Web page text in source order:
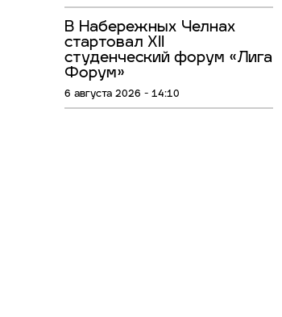
В Набережных Челнах
стартовал XII
студенческий форум «Лига
Форум»
6 августа 2026 - 14:10